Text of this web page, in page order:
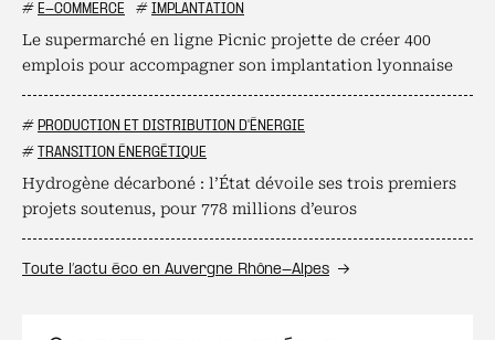
# E-COMMERCE # IMPLANTATION
Le supermarché en ligne Picnic projette de créer 400
emplois pour accompagner son implantation lyonnaise
# PRODUCTION ET DISTRIBUTION D'ÉNERGIE
# TRANSITION ÉNERGÉTIQUE
Hydrogène décarboné : l’État dévoile ses trois premiers
projets soutenus, pour 778 millions d’euros
Toute l’actu éco en Auvergne Rhône-Alpes